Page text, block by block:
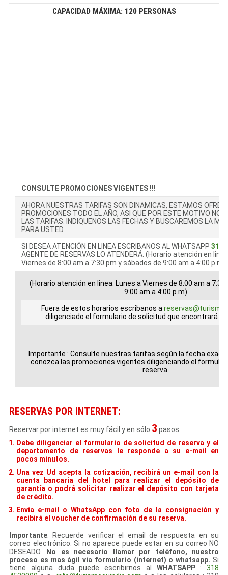
CAPACIDAD MÁXIMA: 120 PERSONAS
CONSULTE PROMOCIONES VIGENTES !!!
AHORA NUESTRAS TARIFAS SON DINAMICAS, ESTAMOS
PROMOCIONES TODO EL AÑO, ASI QUE POR ESTE MOTIVO NO
LAS TARIFAS. INDIQUENOS LAS FECHAS Y BUSCAREMOS LA
PARA USTED.
SI DESEA ATENCIÓN EN LINEA ESCRIBANOS AL WHATSAPP
AGENTE DE RESERVAS LO ATENDERÁ. (Horario atención en
Viernes de 8:00 am a 7:30 pm y sábados de 9:00 am a 4:00 p.m)
(Horario atención en linea: Lunes a Viernes de 8:00 am a
9:00 am a 4:00 p.m)
Fuera de estos horarios escribanos a
diligenciado el formulario de solicitud que encontrará
Importante : Consulte nuestras tarifas según la fecha
conozca las promociones vigentes diligenciando el
reserva.
RESERVAS POR INTERNET:
Reservar por internet es muy fácil y en sólo 3 pasos:
Debe diligenciar el formulario de solicitud de reserva y el
departamento de reservas le responde a su e-mail en
pocos minutos.
Una vez Ud acepta la cotización, recibirá un e-mail con la
cuenta bancaria del hotel para realizar el depósito de
garantía o podrá solicitar realizar el depósito con tarjeta
de crédito.
Envía e-mail o WhatsApp con foto de la consignación y
recibirá el voucher de confirmación de su reserva.
Importante: Recuerde verificar el email de respuesta en su
correo electrónico. Si no aparece puede estar en su correo NO
DESEADO.
No es necesario llamar por teléfono, nuestro
proceso es mas ágil via formulario (internet) o whatsapp. Si
tiene alguna duda puede escribirnos al WHATSAPP: 318